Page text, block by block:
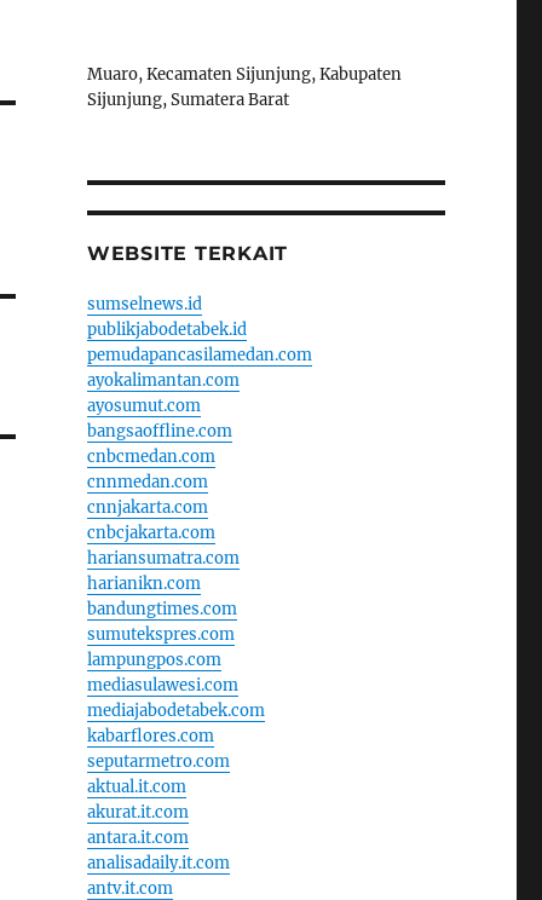
Muaro, Kecamaten Sijunjung, Kabupaten
Sijunjung, Sumatera Barat
WEBSITE TERKAIT
sumselnews.id
publikjabodetabek.id
pemudapancasilamedan.com
ayokalimantan.com
ayosumut.com
bangsaoffline.com
cnbcmedan.com
cnnmedan.com
cnnjakarta.com
cnbcjakarta.com
hariansumatra.com
harianikn.com
bandungtimes.com
sumutekspres.com
lampungpos.com
mediasulawesi.com
mediajabodetabek.com
kabarflores.com
seputarmetro.com
aktual.it.com
akurat.it.com
antara.it.com
analisadaily.it.com
antv.it.com